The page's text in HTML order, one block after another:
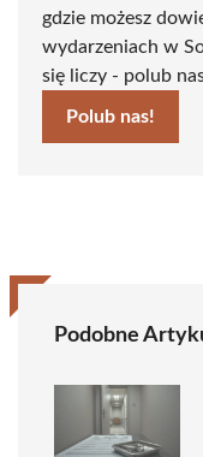
gdzie możesz
wydarzeniach w
się liczy - polub
Polub nas!
Podobne